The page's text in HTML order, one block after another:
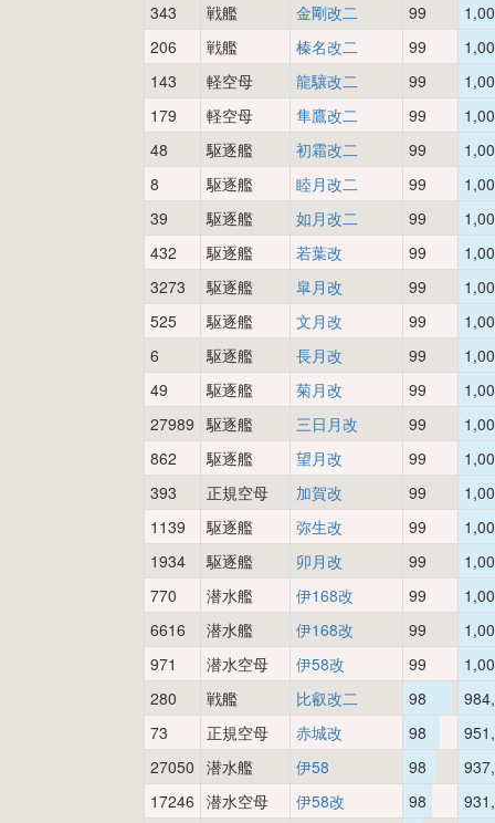
343
戦艦 金剛改二 99
206
戦艦 榛名改二 99
143
軽空母 龍驤改二 99
179
軽空母 隼鷹改二 99
48
駆逐艦 初霜改二 99
8
駆逐艦 睦月改二 99
39
駆逐艦 如月改二 99
432
駆逐艦 若葉改 99
3273
駆逐艦 皐月改 99
525
駆逐艦 文月改 99
6
駆逐艦 長月改 99
49
駆逐艦 菊月改 99
27989 駆逐艦 三日月改 99
862
駆逐艦 望月改 99
393
正規空母 加賀改 99
1139
駆逐艦 弥生改 99
1934
駆逐艦 卯月改 99
770
潜水艦 伊168改 99
6616
潜水艦 伊168改 99
971
潜水空母 伊58改 99
280
戦艦 比叡改二 98
73
正規空母 赤城改 98
27050 潜水艦 伊58 98
17246 潜水空母 伊58改 98